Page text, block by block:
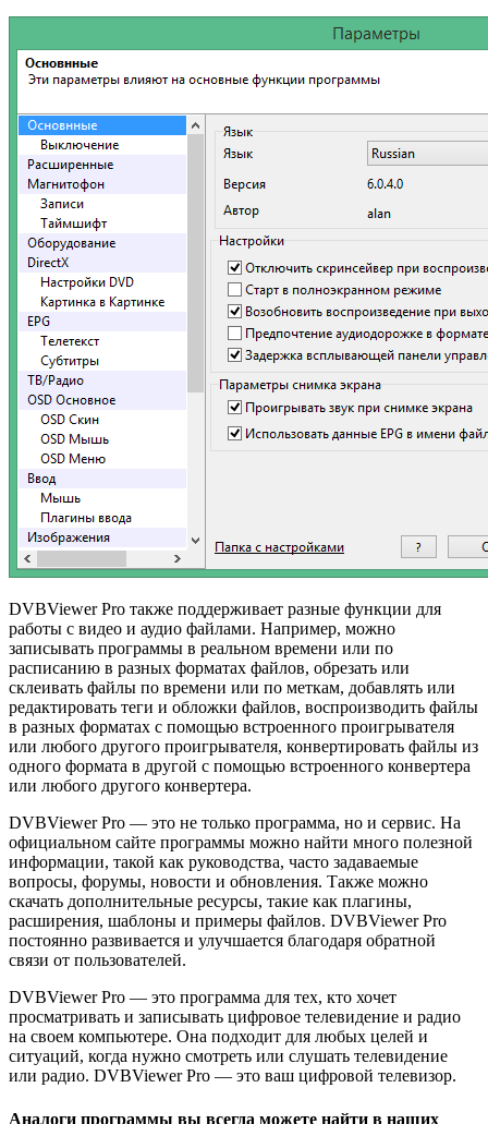
DVBViewer Pro также поддерживает разные функции для
работы с видео и аудио файлами. Например, можно
записывать программы в реальном времени или по
расписанию в разных форматах файлов, обрезать или
склеивать файлы по времени или по меткам, добавлять или
редактировать теги и обложки файлов, воспроизводить файлы
в разных форматах с помощью встроенного проигрывателя
или любого другого проигрывателя, конвертировать файлы из
одного формата в другой с помощью встроенного конвертера
или любого другого конвертера.
DVBViewer Pro — это не только программа, но и сервис. На
официальном сайте программы можно найти много полезной
информации, такой как руководства, часто задаваемые
вопросы, форумы, новости и обновления. Также можно
скачать дополнительные ресурсы, такие как плагины,
расширения, шаблоны и примеры файлов. DVBViewer Pro
постоянно развивается и улучшается благодаря обратной
связи от пользователей.
DVBViewer Pro — это программа для тех, кто хочет
просматривать и записывать цифровое телевидение и радио
на своем компьютере. Она подходит для любых целей и
ситуаций, когда нужно смотреть или слушать телевидение
или радио. DVBViewer Pro — это ваш цифровой телевизор.
Аналоги программы вы всегда можете найти в наших